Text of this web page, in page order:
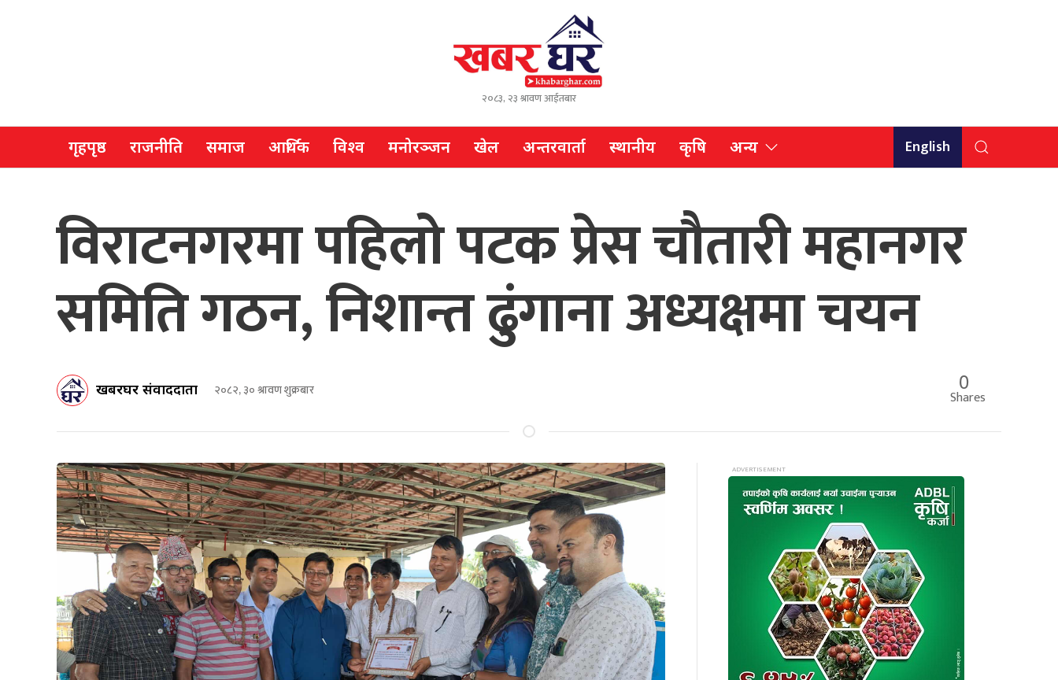
२०८३, २३ श्रावण आईतबार
गृहपृष्ठ राजनीति समाज आर्थिक विश्व मनोरञ्जन खेल अन्तरवार्ता स्थानीय कृषि अन्य English
विराटनगरमा पहिलो पटक प्रेस चौतारी महानगर
समिति गठन, निशान्त ढुंगाना अध्यक्षमा चयन
खबरघर संवाददाता २०८२, ३० श्रावण शुक्रबार 0
Shares